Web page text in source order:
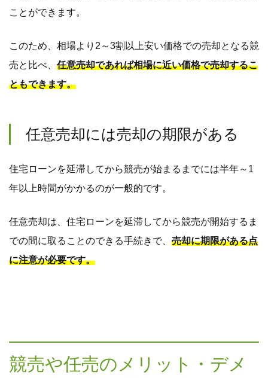
ことができます。
このため、相場より2～3割以上安い価格での売却となる競
売と比べ、 任意売却であれば相場に近い価格で売却するこ
ともできます。
任意売却には売却の期限がある
住宅ローンを延滞してから競売が始まるまでには半年～1
年以上時間がかかるのが一般的です。
任意売却は、住宅ローンを延滞してから競売が開始するま
での間に取ることのできる手続きで、 売却に期限がある点
に注意が必要です。
競売や任売のメリット・デメ